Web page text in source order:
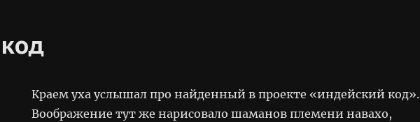
Краем уха услышал про найденный в проекте «индейский код».
Воображение тут же нарисовало шаманов племени навахо,